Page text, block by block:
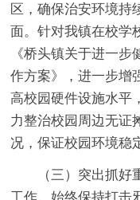
区，确保治安环境持
面。针对我镇在校学
《桥头镇关于进一
作方案》，进一步增
高校园硬件设施水平
力整治校园周边无证
况，保证校园环境稳
（三）突出抓